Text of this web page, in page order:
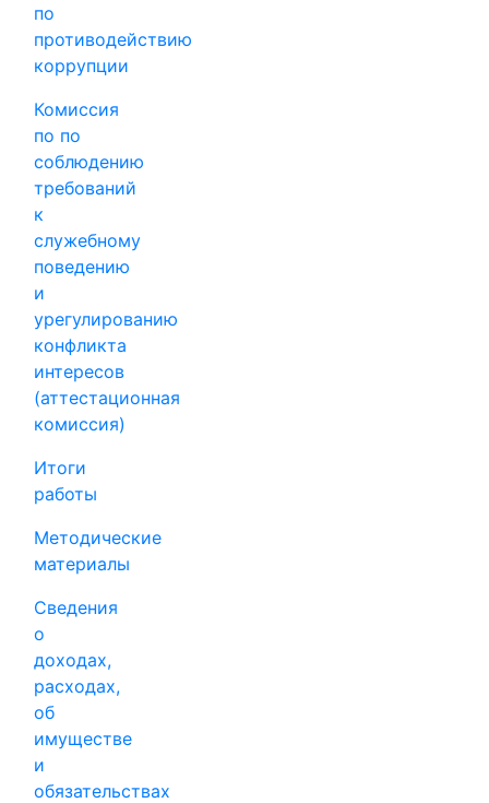
по
противодействию
коррупции
Комиссия
по по
соблюдению
требований
к
служебному
поведению
и
урегулированию
конфликта
интересов
(аттестационная
комиссия)
Итоги
работы
Методические
материалы
Сведения
о
доходах,
расходах,
об
имуществе
и
обязательствах